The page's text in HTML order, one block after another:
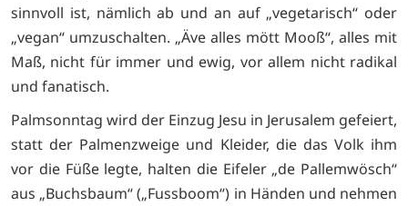
sinnvoll ist, nämlich ab und an auf „vegetarisch“ oder
„vegan“ umzuschalten. „Äve alles mött Mooß“, alles mit
Maß, nicht für immer und ewig, vor allem nicht radikal
und fanatisch.
Palmsonntag wird der Einzug Jesu in Jerusalem gefeiert,
statt der Palmenzweige und Kleider, die das Volk ihm
vor die Füße legte, halten die Eifeler „de Pallemwösch“
aus „Buchsbaum“ („Fussboom“) in Händen und nehmen